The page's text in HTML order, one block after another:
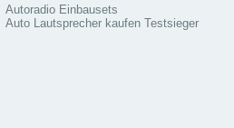
Autoradio Einbausets
Auto Lautsprecher kaufen Testsieger